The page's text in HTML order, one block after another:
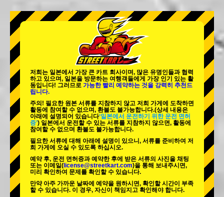
회사 정보 예약
지점 변경
도쿄 시나가와 #1 도쿄 아키하바라#1
도쿄 아키하바라#2
도쿄 시부야 애넥스 도쿄 베이
도쿄 아사쿠사
오키나와
저희는 일본에서 가장 큰 카트 회사이며, 많은 유명인들과 협력
하고 있으며, 일본을 방문하는 여행객들에게 가장 인기 있는 활
동입니다! 그러므로 가능한 빨리 예약하는 것을 강력히 추천드
립니다.
주의! 필요한 원본 서류를 지참하지 않고 저희 가게에 도착하면
활동에 참여할 수 없으며, 환불도 불가능합니다.(상세 내용은
아래에 설명되어 있습니다‘일본에서 운전하기 위한 운전 면허
증’) 일본에서 운전할 수 있는 서류를 지참하지 않으면, 활동에
참여할 수 없으며 환불도 불가능합니다.
필요한 서류에 대해 아래에 설명이 있으니, 서류를 준비하여 저
희 가게에 오실 수 있도록 하십시오.
예약 후, 운전 면허증과 예약한 후에 받은 서류의 사진을 채팅
또는 이메일( license@streetkart.com)을 통해 보내주시면,
미리 확인하여 문제를 확인할 수 있습니다.
만약 아주 가까운 날짜에 예약을 원하시면, 확인할 시간이 부족
할 수 있습니다. 이 경우, 자신이 책임지고 확인해야 합니다.